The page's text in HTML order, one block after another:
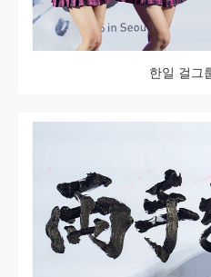
한일 걸그